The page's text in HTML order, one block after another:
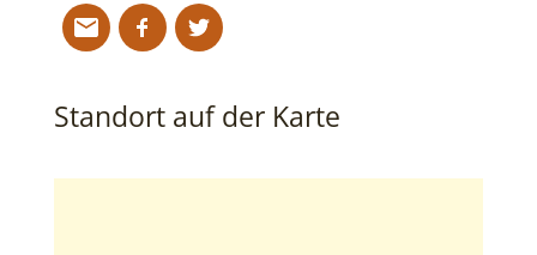
Standort auf der Karte